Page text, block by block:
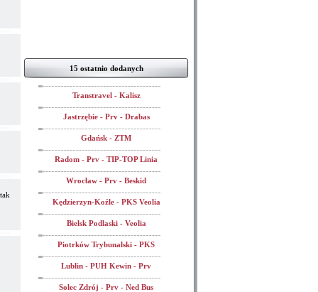
15 ostatnio dodanych
Transtravel - Kalisz
Jastrzębie - Prv - Drabas
Gdańsk - ZTM
Radom - Prv - TIP-TOP Linia
Wrocław - Prv - Beskid
Kędzierzyn-Koźle - PKS Veolia
Bielsk Podlaski - Veolia
Piotrków Trybunalski - PKS
Lublin - PUH Kewin - Prv
Solec Zdrój - Prv - Ned Bus